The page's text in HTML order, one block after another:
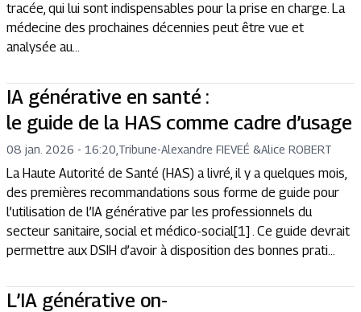
tracée, qui lui sont indispensables pour la prise en charge. La
médecine des prochaines décennies peut être vue et
analysée au...
IA générative en santé :
le guide de la HAS comme cadre d’usage
08 jan. 2026 - 16:20 Tribune-Alexandre FIEVEÉ &Alice ROBERT
La Haute Autorité de Santé (HAS) a livré, il y a quelques mois,
des premières recommandations sous forme de guide pour
l’utilisation de l’IA générative par les professionnels du
secteur sanitaire, social et médico-social[1] . Ce guide devrait
permettre aux DSIH d’avoir à disposition des bonnes prati...
L’IA générative on-